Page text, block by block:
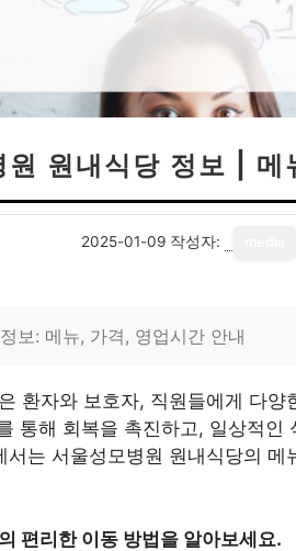
원 원내식당 정보 | 메
2025-01-09 작성자:
보: 메뉴, 가격, 영업시간 안내
환자와 보호자, 직원들에게 다양
통해 회복을 촉진하고, 일상적인
서는 서울성모병원 원내식당의
편리한 이동 방법을 알아보세요.